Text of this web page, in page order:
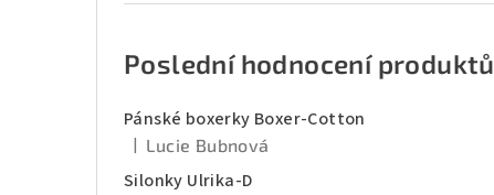
Poslední hodnocení produktů
Pánské boxerky Boxer-Cotton
Hodnocení produktu je 5 z 5 hvězdiček.
Lucie Bubnová
Silonky Ulrika-D